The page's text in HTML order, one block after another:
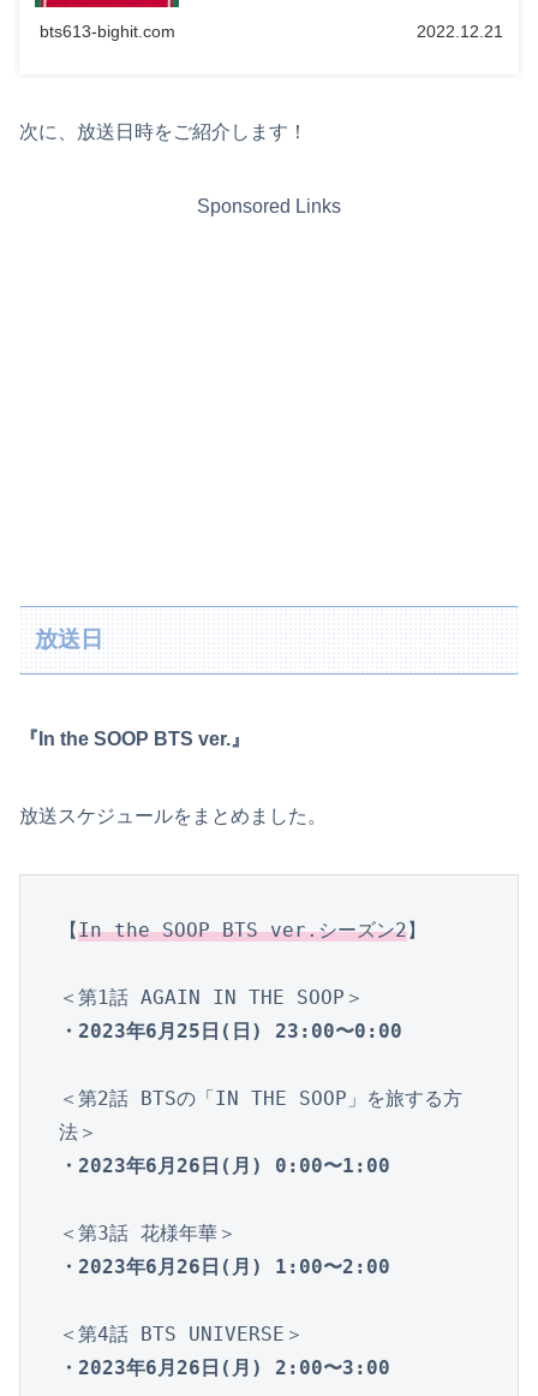
bts613-bighit.com 2022.12.21
次に、放送日時をご紹介します！
Sponsored Links
放送日
『In the SOOP BTS ver.』
放送スケジュールをまとめました。
【In the SOOP BTS ver.シーズン2】
・2023年6月25日(日) 23:00〜0:00
＜第2話 BTSの「IN THE SOOP」を旅する方
・2023年6月26日(月) 0:00〜1:00
・2023年6月26日(月) 1:00〜2:00
・2023年6月26日(月) 2:00〜3:00